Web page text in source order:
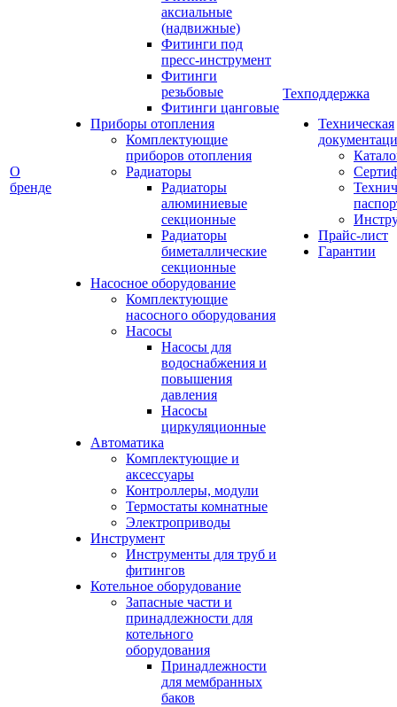
О
бренде
аксиальные
(надвижные)
Фитинги под
пресс-инструмент
Фитинги
резьбовые
Фитинги цанговые
Приборы отопления
Комплектующие
приборов отопления
Радиаторы
Радиаторы
алюминиевые
секционные
Радиаторы
биметаллические
секционные
Насосное оборудование
Комплектующие
насосного оборудования
Насосы
Насосы для
водоснабжения и
повышения
давления
Насосы
циркуляционные
Автоматика
Комплектующие и
аксессуары
Контроллеры, модули
Термостаты комнатные
Электроприводы
Инструмент
Инструменты для труб и
фитингов
Котельное оборудование
Запасные части и
принадлежности для
котельного
оборудования
Принадлежности
для мембранных
баков
Техподдержка
Техническая
Прайс-лист
Гарантии